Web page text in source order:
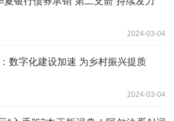
2024-03-04
数字化建设加速 为乡村振兴提质
2024-03-04